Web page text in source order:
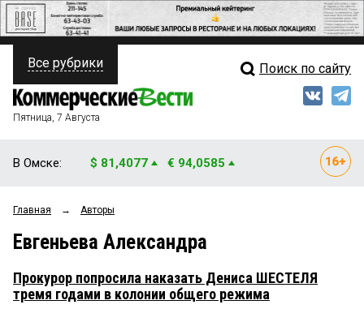
ПОЛИТИКА
ФИНАНСЫ
ОБЩЕСТВО
ЗАКОН
НОВОСТИ КОМПАНИЙ
Свежий выпуск
Блоги
Все рубрики Поиск по сайту
Пятница, 7 Августа
В Омске: $ 81,4077 € 94,0585
Главная → Авторы
Евгеньева Александра
Прокурор попросила наказать Дениса ШЕСТЕЛЯ
тремя годами в колонии общего режима